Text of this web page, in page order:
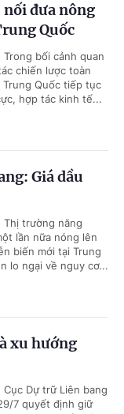
nối đưa nông
Quốc
bối cảnh quan
chiến lược toàn
Quốc tiếp tục
hợp tác kinh tế...
Giá dầu
trường năng
lần nữa nóng lên
biến mới tại Trung
lo ngại về nguy cơ...
xu hướng
Dự trữ Liên bang
7 quyết định giữ